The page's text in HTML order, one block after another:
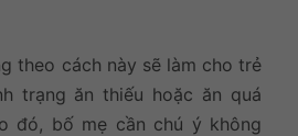
theo cách này sẽ làm cho trẻ
trạng ăn thiếu hoặc ăn quá
đó, bố mẹ cần chú ý không